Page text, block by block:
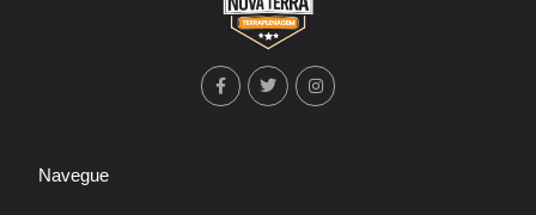
Navegue